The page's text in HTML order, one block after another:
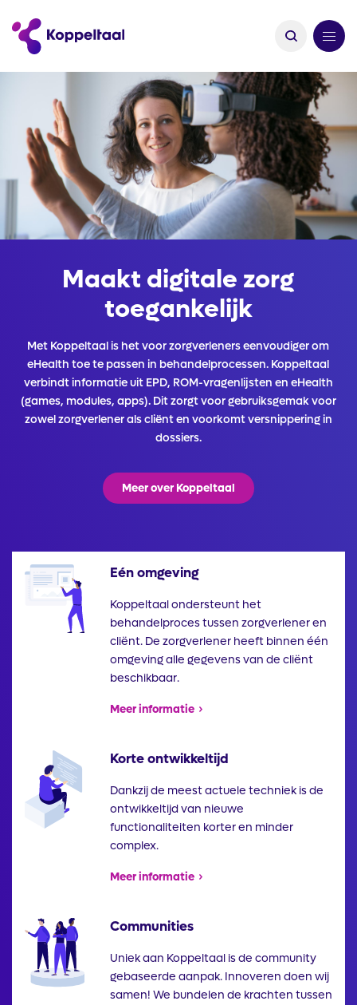
Maakt digitale zorg
toegankelijk
Met Koppeltaal is het voor zorgverleners eenvoudiger om
eHealth toe te passen in behandelprocessen. Koppeltaal
verbindt informatie uit EPD, ROM-vragenlijsten en eHealth
(games, modules, apps). Dit zorgt voor gebruiksgemak voor
zowel zorgverlener als cliënt en voorkomt versnippering in
dossiers.
Meer over Koppeltaal
Illustratie Eén omgeving
Koppeltaal ondersteunt het
behandelproces tussen zorgverlener en
cliënt. De zorgverlener heeft binnen één
omgeving alle gegevens van de cliënt
beschikbaar.
Meer informatie
Illustratie Korte ontwikkeltijd
Dankzij de meest actuele techniek is de
ontwikkeltijd van nieuwe
functionaliteiten korter en minder
complex.
Meer informatie
Illustratie Communities
Uniek aan Koppeltaal is de community
gebaseerde aanpak. Innoveren doen wij
samen! We bundelen de krachten tussen